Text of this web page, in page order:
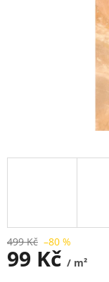
499 Kč –80 %
99 Kč / m²